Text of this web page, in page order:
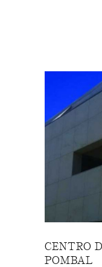
CENTRO
POMBAL